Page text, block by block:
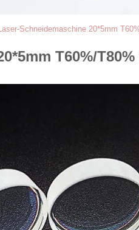
Schneidemaschine 20*5mm
T60%/